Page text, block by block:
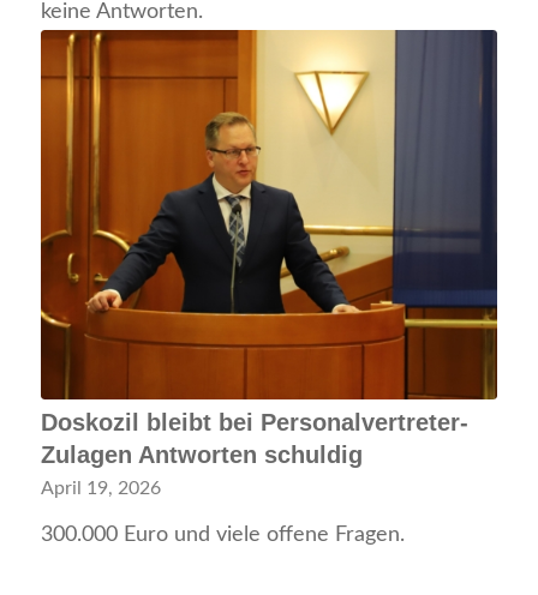
keine Antworten.
Doskozil bleibt bei Personalvertreter-
Zulagen Antworten schuldig
April 19, 2026
300.000 Euro und viele offene Fragen.